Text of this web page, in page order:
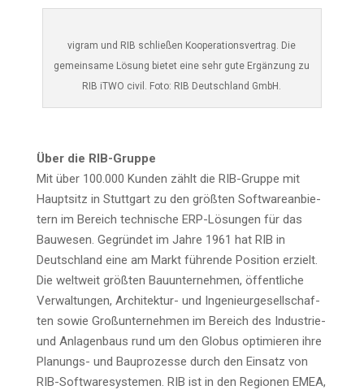
vigram und RIB schlie­ßen Koope­ra­ti­ons­ver­trag. Die
gemein­sa­me Lösung bie­tet eine sehr gute Ergän­zung zu
RIB iTWO civil. Foto: RIB Deutsch­land GmbH.
Über die RIB-Gruppe
Mit über 100.000 Kun­den zählt die RIB-Grup­pe mit
Haupt­sitz in Stutt­gart zu den größ­ten Soft­ware­an­bie­
tern im Bereich tech­ni­sche ERP-Lösun­gen für das
Bau­we­sen. Gegründet im Jah­re 1961 hat RIB in
Deutsch­land eine am Markt führende Posi­ti­on erzielt.
Die welt­weit größ­ten Bau­un­ter­neh­men, öffent­li­che
Ver­wal­tun­gen, Archi­tek­tur- und Inge­nieur­ge­sell­schaf­
ten sowie Groß­un­ter­neh­men im Bereich des Indus­trie-
und Anla­gen­baus rund um den Glo­bus opti­mie­ren ihre
Pla­nungs- und Bau­pro­zes­se durch den Ein­satz von
RIB-Soft­ware­sys­te­men. RIB ist in den Regio­nen EMEA,